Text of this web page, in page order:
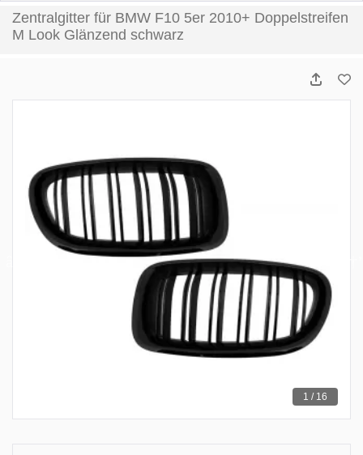
Zentralgitter für BMW F10 5er 2010+ Doppelstreifen
M Look Glänzend schwarz
1 / 16